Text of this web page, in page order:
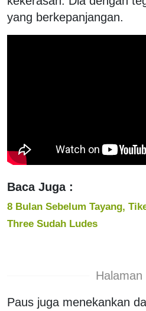
yang berkepanjangan.
Baca Juga :
8 Bulan Sebelum Tayang,
Three Sudah Ludes
Halaman
Paus juga menekankan